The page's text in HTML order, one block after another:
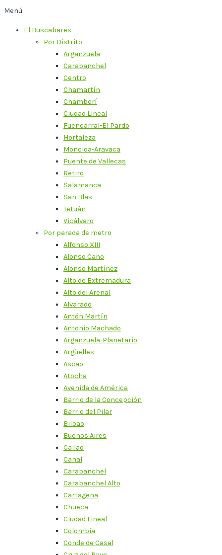
Menú
El Buscabares
Por Distrito
Arganzuela
Carabanchel
Centro
Chamartín
Chamberí
Ciudad Lineal
Fuencarral-El Pardo
Hortaleza
Moncloa-Aravaca
Puente de Vallecas
Retiro
Salamanca
San Blas
Tetuán
Vicálvaro
Por parada de metro
Alfonso XIII
Alonso Cano
Alonso Martínez
Alto de Extremadura
Alto del Arenal
Alvarado
Antón Martín
Antonio Machado
Arganzuela-Planetario
Argüelles
Ascao
Atocha
Avenida de América
Barrio de la Concepción
Barrio del Pilar
Bilbao
Buenos Aires
Callao
Canal
Carabanchel
Carabanchel Alto
Cartagena
Chueca
Ciudad Lineal
Colombia
Conde de Casal